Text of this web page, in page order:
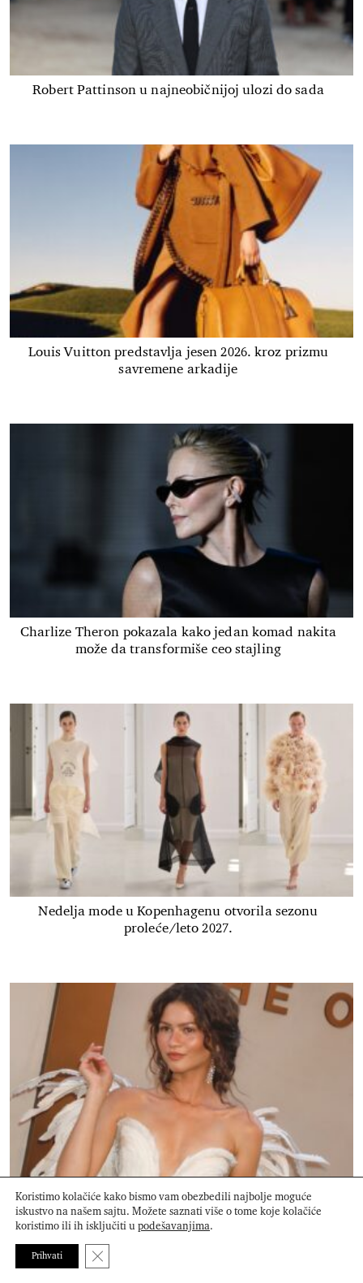
Robert Pattinson u najneobičnijoj ulozi do sada
Louis Vuitton predstavlja jesen 2026. kroz prizmu
savremene arkadije
Charlize Theron pokazala kako jedan komad nakita
može da transformiše ceo stajling
Nedelja mode u Kopenhagenu otvorila sezonu
proleće/leto 2027.
“Angel Nails” zvanično najlepši trend letnjeg manikira
Koristimo kolačiće kako bismo vam obezbedili najbolje moguće
iskustvo na našem sajtu. Možete saznati više o tome koje kolačiće
koristimo ili ih isključiti upodešavanjima.
Prihvati Close GDPR Cookie Banner